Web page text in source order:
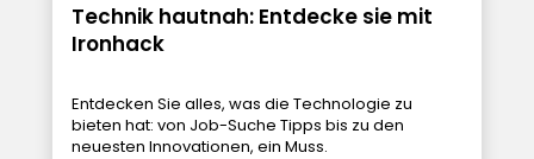
Technik hautnah: Entdecke sie mit
Ironhack
Entdecken Sie alles, was die Technologie zu
bieten hat: von Job-Suche Tipps bis zu den
neuesten Innovationen, ein Muss.